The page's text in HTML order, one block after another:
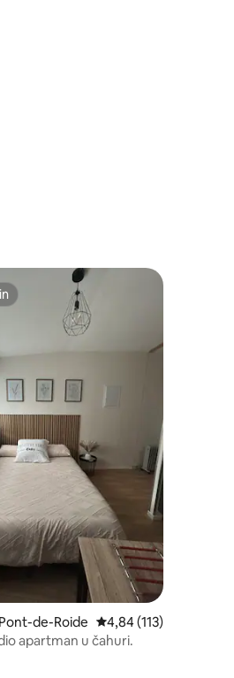
48
de-Roide prosječna ocjena 4,84
4,84 (113)
apartman u čahuri.